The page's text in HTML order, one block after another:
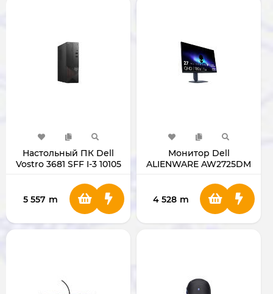
Настольный ПК Dell
Vostro 3681 SFF I-3 10105
5 557 m
Монитор Dell
ALIENWARE AW2725DM
4 528 m